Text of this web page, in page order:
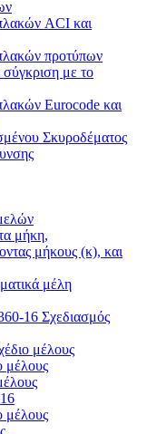
ACI και
προτύπων
με το
Eurocode και
Σκυροδέματος
μήκη,
μήκους (κ), και
μέλη
16 Σχεδιασμός
μέλους